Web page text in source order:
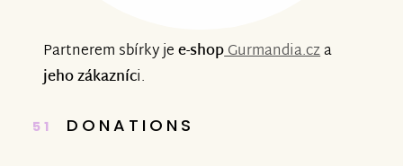
Partnerem sbírky jee-shopGurmandia.cza
jeho zákazníci.
51 DONATIONS